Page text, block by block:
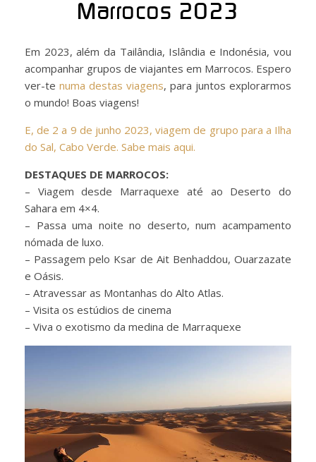
Marrocos 2023
Em 2023, além da Tailândia, Islândia e Indonésia, vou
acompanhar grupos de viajantes em Marrocos. Espero
ver-te numa destas viagens, para juntos explorarmos
o mundo! Boas viagens!
E, de 2 a 9 de junho 2023, viagem de grupo para a Ilha
do Sal, Cabo Verde. Sabe mais aqui.
DESTAQUES DE MARROCOS:
– Viagem desde Marraquexe até ao Deserto do
Sahara em 4×4.
– Passa uma noite no deserto, num acampamento
nómada de luxo.
– Passagem pelo Ksar de Ait Benhaddou, Ouarzazate
e Oásis.
– Atravessar as Montanhas do Alto Atlas.
– Visita os estúdios de cinema
– Viva o exotismo da medina de Marraquexe